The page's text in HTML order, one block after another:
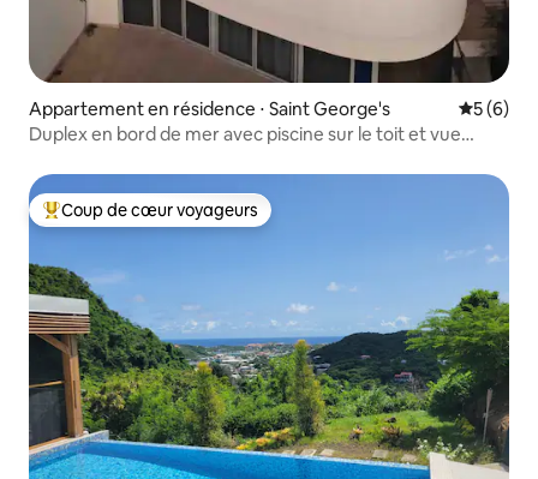
Appartement en résidence ⋅ Saint George's
5 (6)
Duplex en bord de mer avec piscine sur le toit et vue
Coups de cœur voyageurs les plus appréciés
Coup de cœur voyageurs